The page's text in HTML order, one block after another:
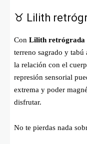
♉ Lilith
Con Lilith retrógrada
terreno sagrado y
la relación con el
represión sensorial
extrema y poder
disfrutar.
No te pierdas nada